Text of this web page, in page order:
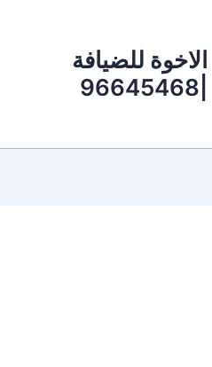
الاخوة للضيافة